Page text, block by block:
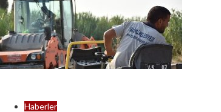
Haberler